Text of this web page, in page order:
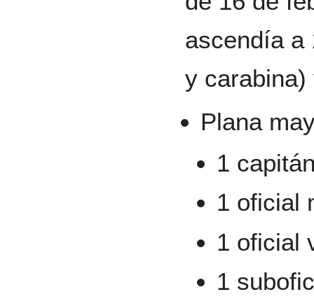
ascendía a
y carabina)
Plana
1
1 oficial
1 oficial
1